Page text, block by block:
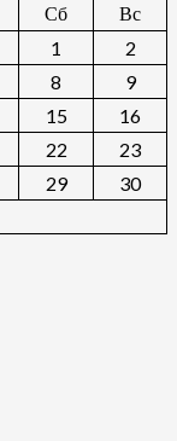
Сб
Вс
1
2
8
9
15
16
22
23
29
30